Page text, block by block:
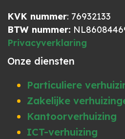
KVK nummer: 76932133
BTW nummer:
Privacyverklaring
Onze diensten
Particuliere
Zakelijke
Kantoorverhuizing
ICT-verhuizing